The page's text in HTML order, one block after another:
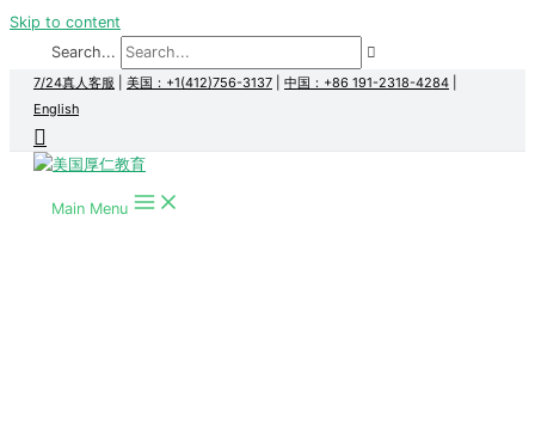
Skip to content
Search...
7/24真人客服 美国：+1(412)756-3137 中国：+86 191-2318-4284
English
Main Menu